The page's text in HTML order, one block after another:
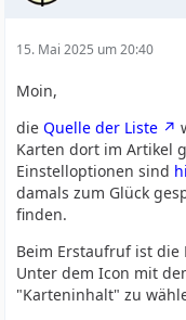
15. Mai 2025 um 20:40
Moin,
dieQuelle der Liste
Karten dort im Artikel
Einstelloptionen sind
damals zum Glück
finden.
Beim Erstaufruf ist die
Unter dem Icon mit
"Karteninhalt" zu